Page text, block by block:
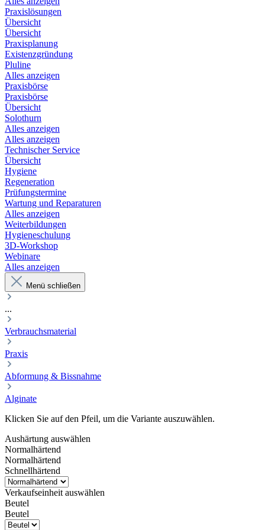
Praxislösungen
Übersicht
Übersicht
Praxisplanung
Existenzgründung
Pluline
Alles anzeigen
Praxisbörse
Praxisbörse
Übersicht
Solothurn
Alles anzeigen
Alles anzeigen
Technischer Service
Übersicht
Hygiene
Regeneration
Prüfungstermine
Wartung und Reparaturen
Alles anzeigen
Weiterbildungen
Hygieneschulung
3D-Workshop
Webinare
Alles anzeigen
Menü schließen
...
Verbrauchsmaterial
Praxis
Abformung & Bissnahme
Alginate
Klicken Sie auf den Pfeil, um die Variante auszuwählen.
Aushärtung auswählen
Normalhärtend
Normalhärtend
Schnellhärtend
Verkaufseinheit auswählen
Beutel
Beutel